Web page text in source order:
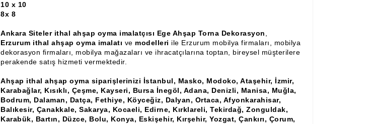
10 x 10
8x 8
Ankara Siteler ithal ahşap oyma imalatçısı Ege Ahşap Torna Dekorasyon
Erzurum ithal ahşap oyma imalatı ve modelleri ile Erzurum mobilya firmaları, mobilya
dekorasyon firmaları, mobilya mağazaları ve ihracatçılarına toptan, bireysel müşterilere
perakende satış hizmeti vermektedir.
Ahşap ithal ahşap oyma siparişlerinizi İstanbul, Masko, Modoko, Ataşehir, İzmir,
Karabağlar, Kısıklı, Çeşme, Kayseri, Bursa İnegöl, Adana, Denizli, Manisa, Muğla,
Bodrum, Dalaman, Datça, Fethiye, Köyceğiz, Dalyan, Ortaca, Afyonkarahisar,
Balıkesir, Çanakkale, Sakarya, Kocaeli, Edirne, Kırklareli, Tekirdağ, Zonguldak,
Karabük, Bartın, Düzce, Bolu, Konya, Eskişehir, Kırşehir, Yozgat, Çankırı, Çorum,